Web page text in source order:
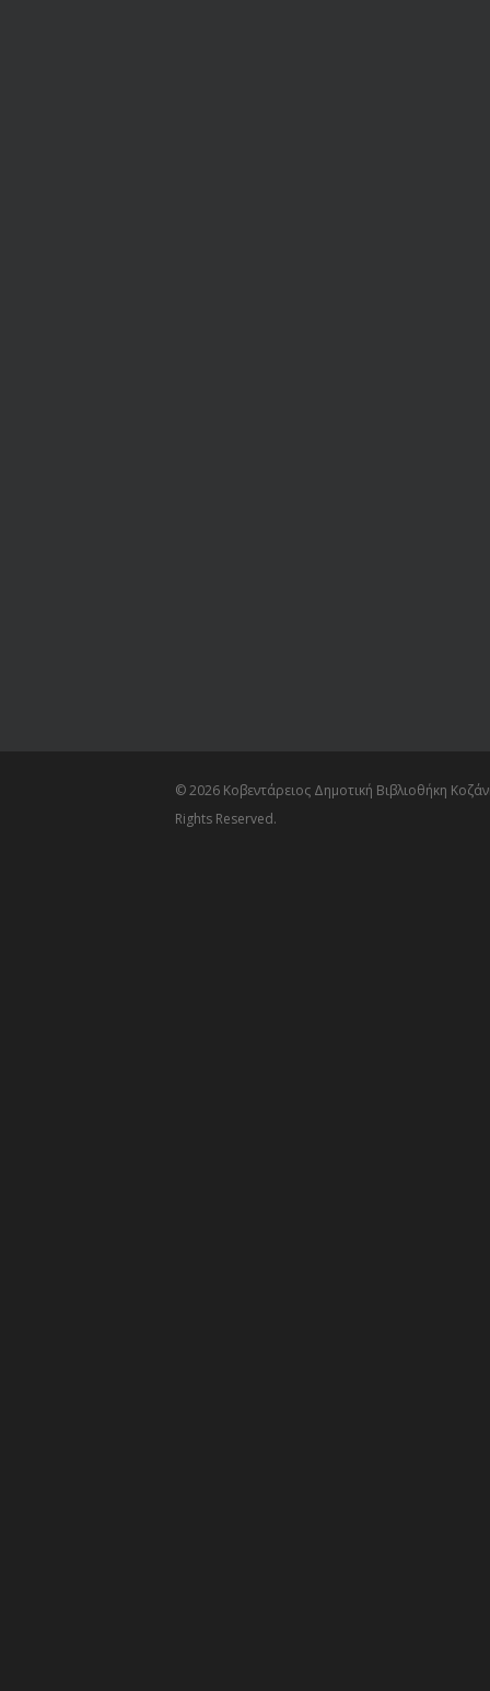
© 2026 Κοβεντάρειος Δημοτική Βιβλιοθήκη
Rights Reserved.